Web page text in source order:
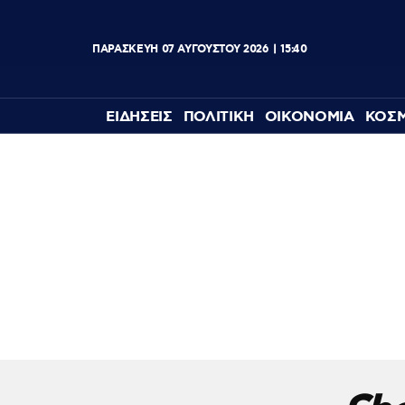
ΠΑΡΑΣΚΕΥΗ 07 ΑΥΓΟΥΣΤΟΥ 2026 15:40
ΕΙΔΗΣΕΙΣ ΠΟΛΙΤΙΚΗ ΟΙΚΟΝΟΜΙΑ